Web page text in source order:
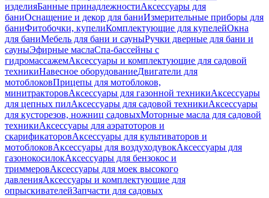
изделияБанные принадлежностиАксессуары для
баниОснащение и декор для баниИзмерительные приборы для
баниФитобочки, купелиКомплектующие для купелейОкна
для баниМебель для бани и сауныРучки дверные для бани и
сауныЭфирные маслаСпа-бассейны с
гидромассажемАксессуары и комплектующие для садовой
техникиНавесное оборудованиеДвигатели для
мотоблоковПрицепы для мотоблоков,
минитракторовАксессуары для газонной техникиАксессуары
для цепных пилАксессуары для садовой техникиАксессуары
для кусторезов, ножниц садовыхМоторные масла для садовой
техникиАксессуары для аэратоторов и
скарификаторовАксессуары для культиваторов и
мотоблоковАксессуары для воздуходувокАксессуары для
газонокосилокАксессуары для бензокос и
триммеровАксессуары для моек высокого
давленияАксессуары и комплектующие для
опрыскивателейЗапчасти для садовых